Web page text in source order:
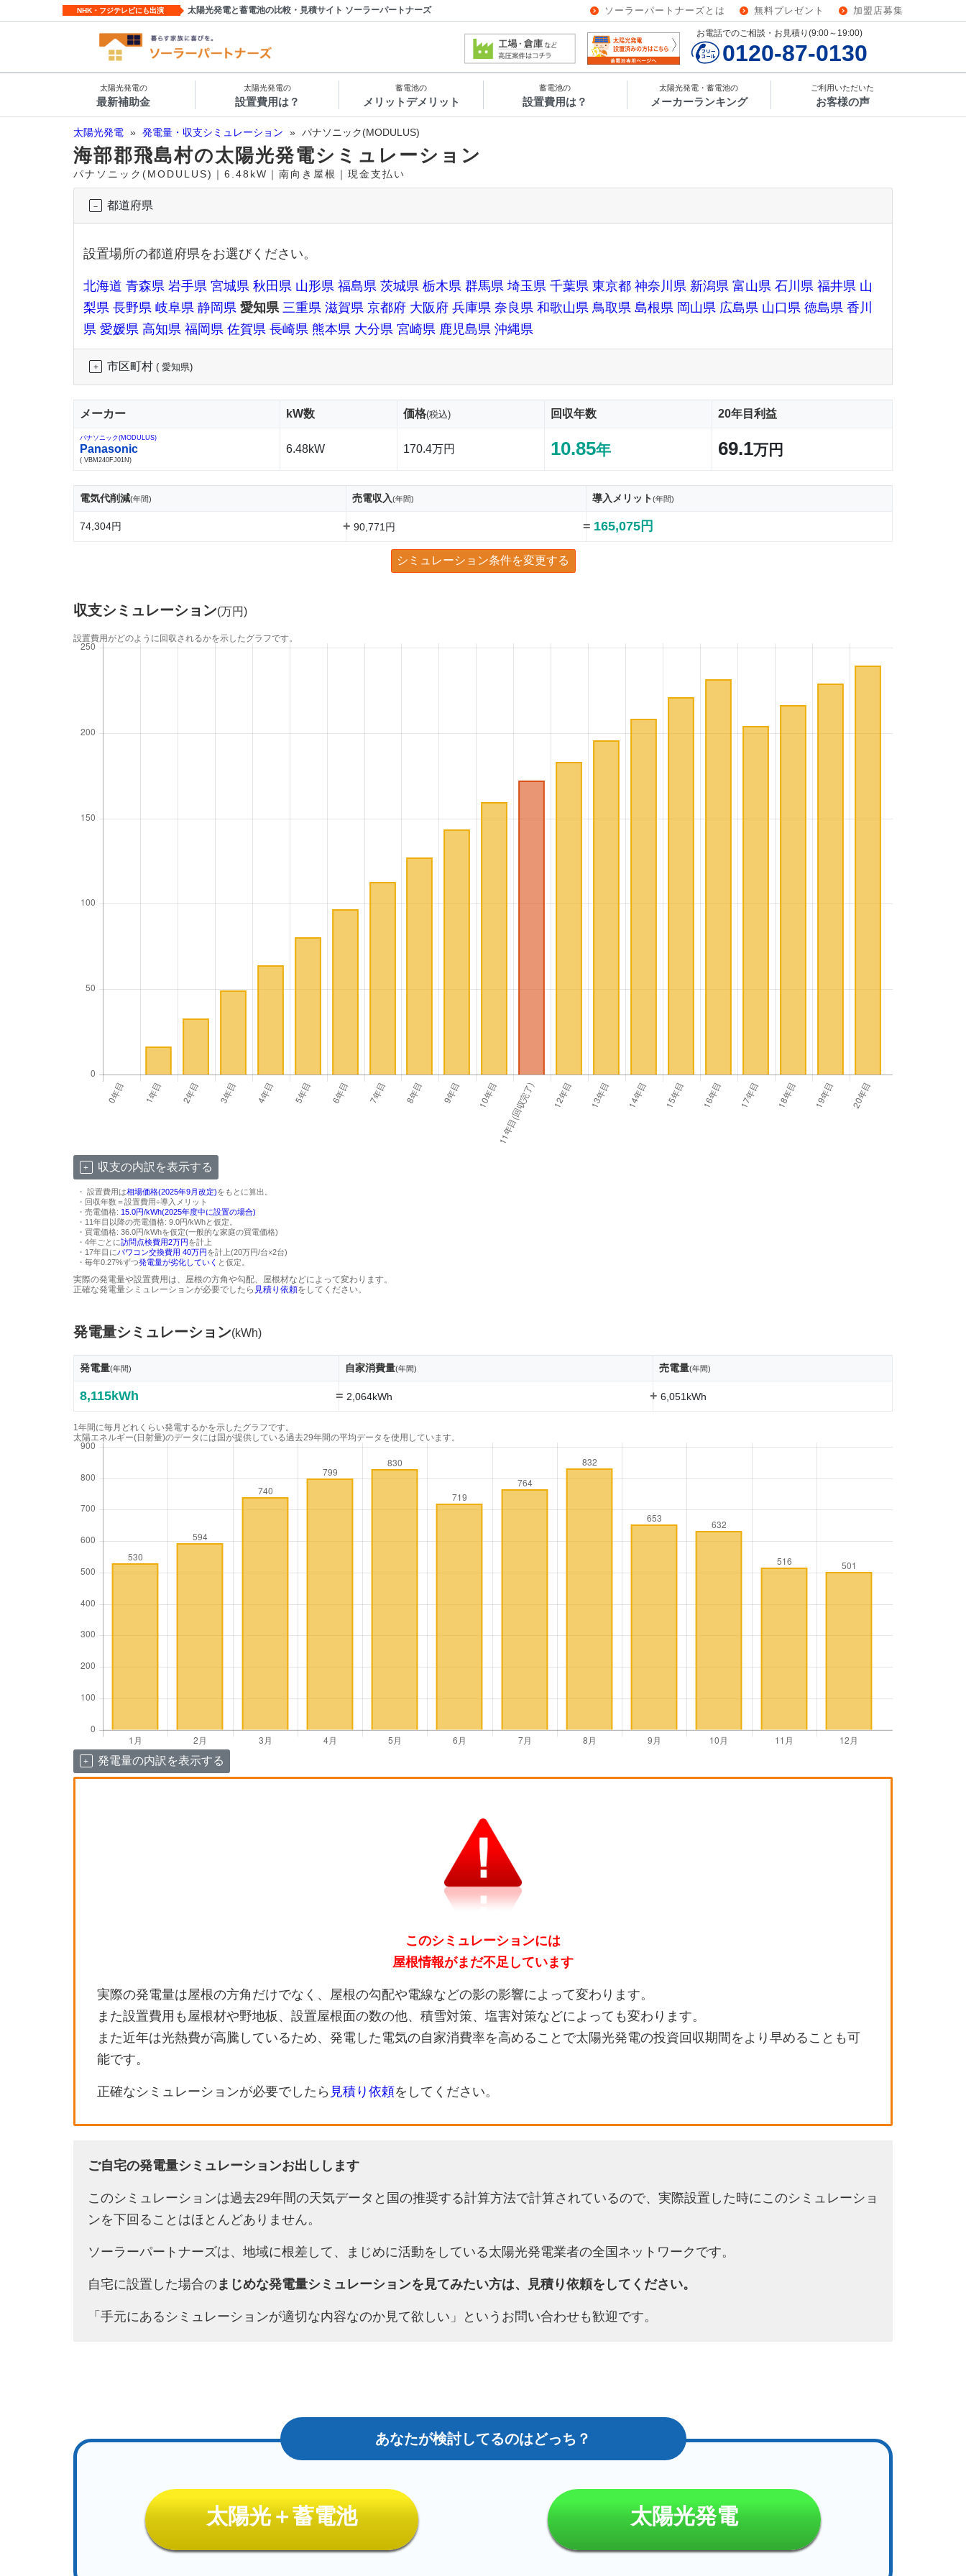
NHK・フジテレビにも出演 太陽光発電と蓄電池の比較・見積サイト ソーラーパートナーズ ソーラーパートナーズとは 無料プレゼント 加盟店募集
お電話でのご相談・お見積り(9:00～19:00)
0120-87-0130
太陽光発電の
最新補助金
太陽光発電の
設置費用は？
蓄電池の
メリットデメリット
蓄電池の
設置費用は？
太陽光発電・蓄電池の
メーカーランキング
ご利用いただいた
お客様の声
太陽光発電 » 発電量・収支シミュレーション » パナソニック(MODULUS)
海部郡飛島村の太陽光発電シミュレーション
パナソニック(MODULUS)｜6.48kW｜南向き屋根｜現金支払い
都道府県
設置場所の都道府県をお選びください。
北海道 青森県 岩手県 宮城県 秋田県 山形県 福島県 茨城県 栃木県 群馬県 埼玉県 千葉県 東京都 神奈川県 新潟県 富山県 石川県 福井県 山
梨県 長野県 岐阜県 静岡県 愛知県 三重県 滋賀県 京都府 大阪府 兵庫県 奈良県 和歌山県 鳥取県 島根県 岡山県 広島県 山口県 徳島県 香川
県 愛媛県 高知県 福岡県 佐賀県 長崎県 熊本県 大分県 宮崎県 鹿児島県 沖縄県
市区町村 ( 愛知県)
メーカー kW数 価格(税込) 回収年数 20年目利益
パナソニック(MODULUS)
Panasonic
( VBM240FJ01N)
6.48kW 170.4万円 10.85年 69.1万円
電気代削減(年間) 売電収入(年間) 導入メリット(年間)
74,304円 + 90,771円 = 165,075円
シミュレーション条件を変更する
収支シミュレーション(万円)
設置費用がどのように回収されるかを示したグラフです。
収支の内訳を表示する
・ 設置費用は相場価格(2025年9月改定)をもとに算出。
・回収年数＝設置費用÷導入メリット
・売電価格: 15.0円/kWh(2025年度中に設置の場合)
・11年目以降の売電価格: 9.0円/kWhと仮定。
・買電価格: 36.0円/kWhを仮定(一般的な家庭の買電価格)
・4年ごとに訪問点検費用2万円を計上
・17年目にパワコン交換費用 40万円を計上(20万円/台×2台)
・毎年0.27%ずつ発電量が劣化していく と仮定。
実際の発電量や設置費用は、屋根の方角や勾配、屋根材などによって変わります。
正確な発電量シミュレーションが必要でしたら 見積り依頼をしてください。
発電量シミュレーション(kWh)
発電量(年間) 自家消費量(年間) 売電量(年間)
8,115kWh = 2,064kWh + 6,051kWh
1年間に毎月どれくらい発電するかを示したグラフです。
太陽エネルギー(日射量)のデータには国が提供している過去29年間の平均データを使用しています。
発電量の内訳を表示する
このシミュレーションには
屋根情報がまだ不足しています
実際の発電量は屋根の方角だけでなく、屋根の勾配や電線などの影の影響によって変わります。
また設置費用も屋根材や野地板、設置屋根面の数の他、積雪対策、塩害対策などによっても変わります。
また近年は光熱費が高騰しているため、発電した電気の自家消費率を高めることで太陽光発電の投資回収期間をより早めることも可
能です。
正確なシミュレーションが必要でしたら 見積り依頼をしてください。
ご自宅の発電量シミュレーションお出しします
このシミュレーションは過去29年間の天気データと国の推奨する計算方法で計算されているので、実際設置した時にこのシミュレーショ
ンを下回ることはほとんどありません。
ソーラーパートナーズは、地域に根差して、まじめに活動をしている太陽光発電業者の全国ネットワークです。
自宅に設置した場合のまじめな発電量シミュレーションを見てみたい方は、見積り依頼をしてください。
「手元にあるシミュレーションが適切な内容なのか見て欲しい」というお問い合わせも歓迎です。
太陽光＋蓄電池 太陽光発電